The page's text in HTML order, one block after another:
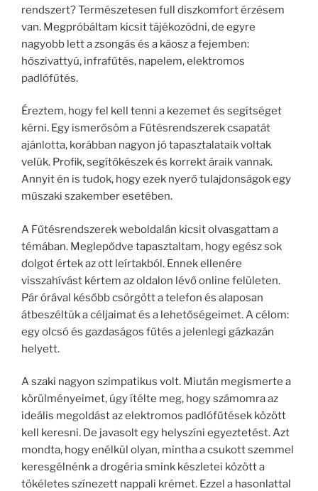
rendszert? Természetesen full diszkomfort érzésem
van. Megpróbáltam kicsit tájékozódni, de egyre
nagyobb lett a zsongás és a káosz a fejemben:
hőszivattyú, infrafűtés, napelem, elektromos
padlófűtés.
Éreztem, hogy fel kell tenni a kezemet és segítséget
kérni. Egy ismerősöm a Fűtésrendszerek csapatát
ajánlotta, korábban nagyon jó tapasztalataik voltak
velük. Profik, segítőkészek és korrekt áraik vannak.
Annyit én is tudok, hogy ezek nyerő tulajdonságok egy
műszaki szakember esetében.
A Fűtésrendszerek weboldalán kicsit olvasgattam a
témában. Meglepődve tapasztaltam, hogy egész sok
dolgot értek az ott leírtakból. Ennek ellenére
visszahívást kértem az oldalon lévő online felületen.
Pár órával később csörgött a telefon és alaposan
átbeszéltük a céljaimat és a lehetőségeimet. A célom:
egy olcsó és gazdaságos fűtés a jelenlegi gázkazán
helyett.
A szaki nagyon szimpatikus volt. Miután megismerte a
körülményeimet, úgy ítélte meg, hogy számomra az
ideális megoldást az elektromos padlófűtések között
kell keresni. De javasolt egy helyszíni egyeztetést. Azt
mondta, hogy enélkül olyan, mintha a csukott szemmel
keresgélnénk a drogéria smink készletei között a
tökéletes színezett nappali krémet. Ezzel a hasonlattal